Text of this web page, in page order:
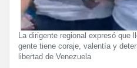
La dirigente regional expresó que
gente tiene coraje, valentía y
libertad de Venezuela